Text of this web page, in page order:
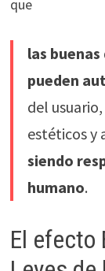
que
las
pueden
del
estéticos y
siendo
humano.
El efecto